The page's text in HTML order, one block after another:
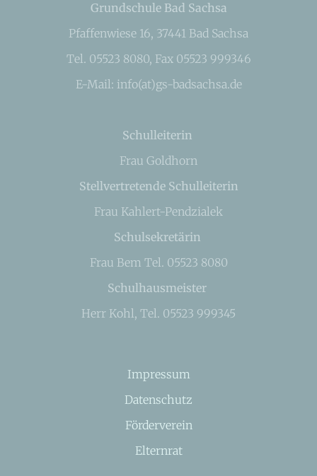
Grundschule Bad Sachsa
Pfaffenwiese 16, 37441 Bad Sachsa
Tel. 05523 8080, Fax 05523 999346
E-Mail: info(at)gs-badsachsa.de
Schulleiterin
Frau Goldhorn
Stellvertretende Schulleiterin
Frau Kahlert-Pendzialek
Schulsekretärin
Frau Bem Tel. 05523 8080
Schulhausmeister
Herr Kohl, Tel. 05523 999345
Impressum
Datenschutz
Förderverein
Elternrat